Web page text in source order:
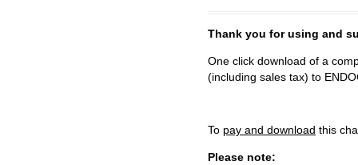
Thank you for using and
One click download of a
(including sales tax) to
To pay and download this
Please note: